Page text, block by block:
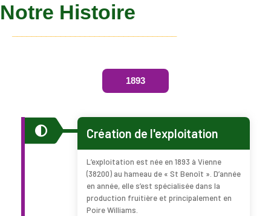
Notre Histoire
1893
Création de l'exploitation
L’exploitation est née en 1893 à Vienne
(38200) au hameau de « St Benoît ». D’année
en année, elle s’est spécialisée dans la
production fruitière et principalement en
Poire Williams.